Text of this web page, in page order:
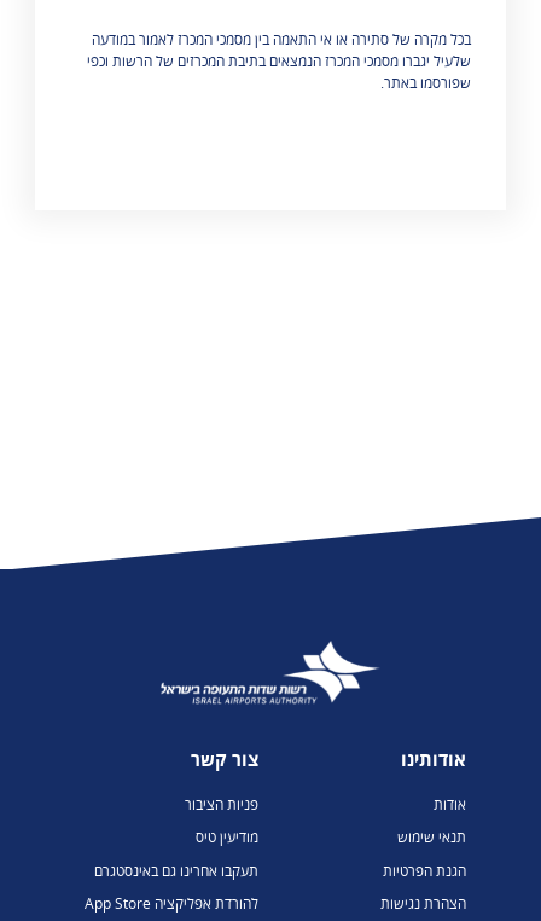
בכל מקרה של סתירה או אי התאמה בין מסמכי המכרז לאמור במודעה
שלעיל יגברו מסמכי המכרז הנמצאים בתיבת המכרזים של הרשות וכפי
שפורסמו באתר.
אודותינו
אודות
תנאי שימוש
הגנת הפרטיות
הצהרת נגישות
צור קשר
פניות הציבור
מודיעין טיס
תעקבו אחרינו גם באינסטגרם
להורדת אפליקציה App Store